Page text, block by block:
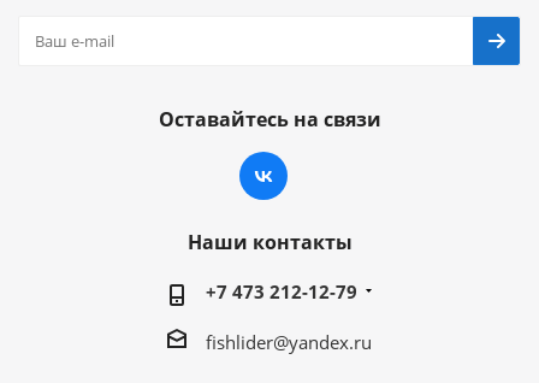
Оставайтесь на связи
Наши контакты
+7 473 212-12-79
fishlider@yandex.ru